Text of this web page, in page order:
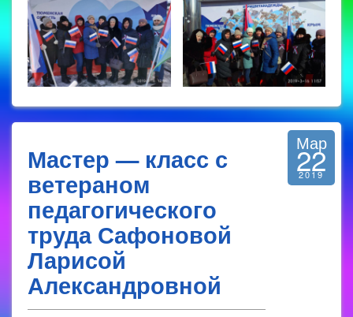
Мастер — класс с
ветераном
педагогического
труда Сафоновой
Ларисой
Александровной
Мар
22
2019